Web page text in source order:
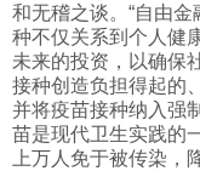
和无稽之谈。“自由金
种不仅关系到个人健
未来的投资，以确保
接种创造负担得起的
并将疫苗接种纳入强
苗是现代卫生实践的
上万人免于被传染